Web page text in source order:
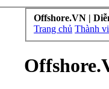
Offshore.VN |
Trang chủ Thành